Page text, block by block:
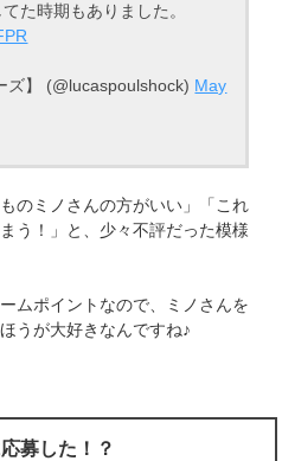
た時期もありました。
】 (@lucaspoulshock) May
のミノさんの方がいい」「これ
う！」と、少々不評だった模様
ムポイントなので、ミノさんを
うが大好きなんですね♪
募した！？